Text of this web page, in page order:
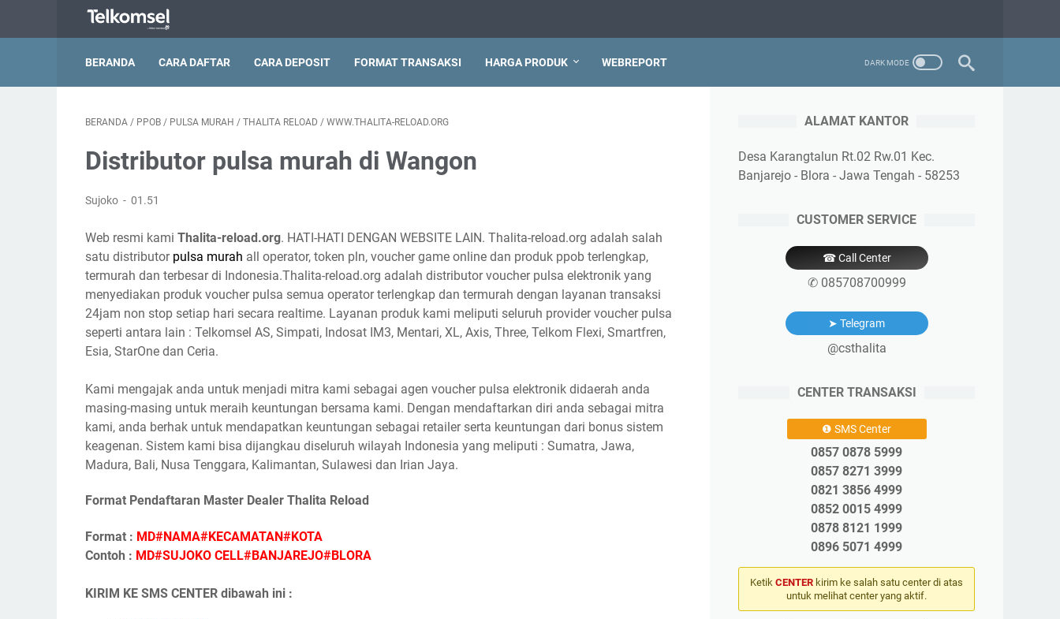
BERANDA CARA DAFTAR CARA DEPOSIT FORMAT TRANSAKSI HARGA PRODUK WEBREPORT
BERANDA / PPOB / PULSA MURAH / THALITA RELOAD / WWW.THALITA-RELOAD.ORG
Distributor pulsa murah di Wangon
Sujoko 01.51
Web resmi kami Thalita-reload.org. HATI-HATI DENGAN WEBSITE LAIN. Thalita-reload.org adalah salah
satu distributor pulsa murah all operator, token pln, voucher game online dan produk ppob terlengkap,
termurah dan terbesar di Indonesia.Thalita-reload.org adalah distributor voucher pulsa elektronik yang
menyediakan produk voucher pulsa semua operator terlengkap dan termurah dengan layanan transaksi
24jam non stop setiap hari secara realtime. Layanan produk kami meliputi seluruh provider voucher pulsa
seperti antara lain : Telkomsel AS, Simpati, Indosat IM3, Mentari, XL, Axis, Three, Telkom Flexi, Smartfren,
Esia, StarOne dan Ceria.
Kami mengajak anda untuk menjadi mitra kami sebagai agen voucher pulsa elektronik didaerah anda
masing-masing untuk meraih keuntungan bersama kami. Dengan mendaftarkan diri anda sebagai mitra
kami, anda berhak untuk mendapatkan keuntungan sebagai retailer serta keuntungan dari bonus sistem
keagenan. Sistem kami bisa dijangkau diseluruh wilayah Indonesia yang meliputi : Sumatra, Jawa,
Madura, Bali, Nusa Tenggara, Kalimantan, Sulawesi dan Irian Jaya.
Format Pendaftaran Master Dealer Thalita Reload
Format : MD#NAMA#KECAMATAN#KOTA
Contoh : MD#SUJOKO CELL#BANJAREJO#BLORA
KIRIM KE SMS CENTER dibawah ini :
ALAMAT KANTOR
Desa Karangtalun Rt.02 Rw.01 Kec.
Banjarejo - Blora - Jawa Tengah - 58253
CUSTOMER SERVICE
☎ Call Center
✆ 085708700999
➤ Telegram
@csthalita
CENTER TRANSAKSI
❶ SMS Center
0857 0878 5999
0857 8271 3999
0821 3856 4999
0852 0015 4999
0878 8121 1999
0896 5071 4999
Ketik CENTER kirim ke salah satu center di atas
untuk melihat center yang aktif.